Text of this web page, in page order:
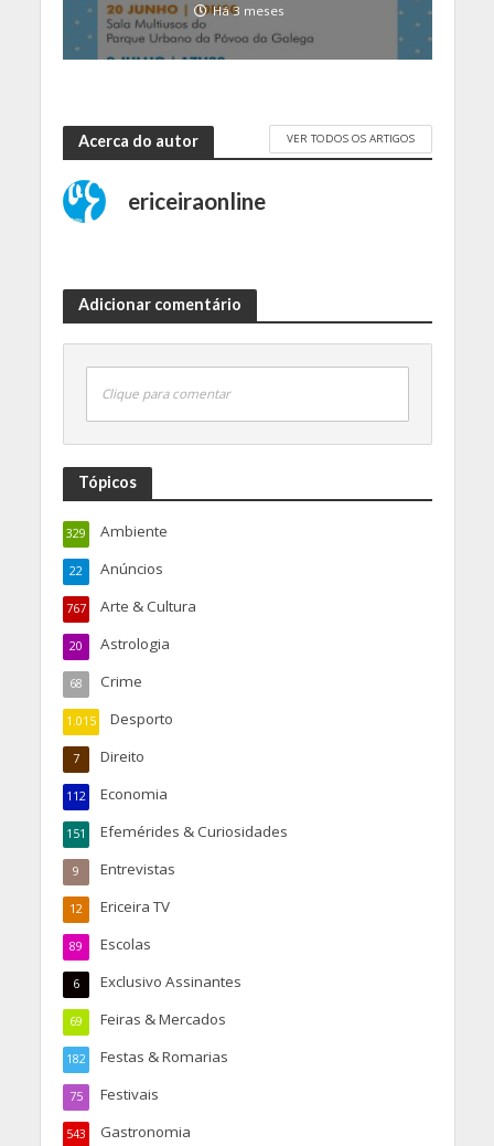
Há 3 meses
Acerca do autor VER TODOS OS ARTIGOS
ericeiraonline
Adicionar comentário
Clique para comentar
Tópicos
Ambiente
329
Anúncios
22
Arte & Cultura
767
Astrologia
20
Crime
68
Desporto
1.015
Direito
7
Economia
112
Efemérides & Curiosidades
151
Entrevistas
9
Ericeira TV
12
Escolas
89
Exclusivo Assinantes
6
Feiras & Mercados
69
Festas & Romarias
182
Festivais
75
Gastronomia
543